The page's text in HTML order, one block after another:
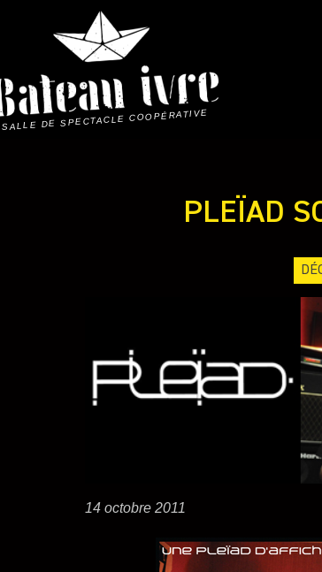
SALLE DE SPECTACLE COOPÉRATIVE
PLEÏAD
14 octobre 2011